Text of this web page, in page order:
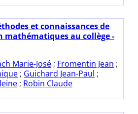
et connaissances de
mathématiques au collège -
Marie-José ; Fromentin Jean ;
; Guichard Jean-Paul ;
; Robin Claude